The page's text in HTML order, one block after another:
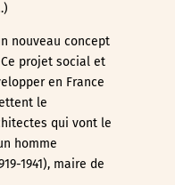
nouveau concept
projet social et
en France
le
qui vont le
homme
1941), maire de